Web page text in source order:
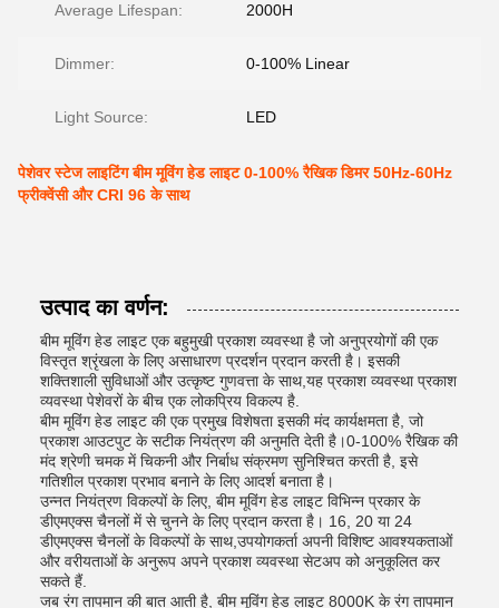
Average Lifespan: 2000H
Dimmer: 0-100% Linear
Light Source: LED
पेशेवर स्टेज लाइटिंग बीम मूविंग हेड लाइट 0-100% रैखिक डिमर 50Hz-60Hz
फ्रीक्वेंसी और CRI 96 के साथ
उत्पाद का वर्णन:
बीम मूविंग हेड लाइट एक बहुमुखी प्रकाश व्यवस्था है जो अनुप्रयोगों की एक
विस्तृत श्रृंखला के लिए असाधारण प्रदर्शन प्रदान करती है। इसकी
शक्तिशाली सुविधाओं और उत्कृष्ट गुणवत्ता के साथ,यह प्रकाश व्यवस्था प्रकाश
व्यवस्था पेशेवरों के बीच एक लोकप्रिय विकल्प है.
बीम मूविंग हेड लाइट की एक प्रमुख विशेषता इसकी मंद कार्यक्षमता है, जो
प्रकाश आउटपुट के सटीक नियंत्रण की अनुमति देती है।0-100% रैखिक की
मंद श्रेणी चमक में चिकनी और निर्बाध संक्रमण सुनिश्चित करती है, इसे
गतिशील प्रकाश प्रभाव बनाने के लिए आदर्श बनाता है।
उन्नत नियंत्रण विकल्पों के लिए, बीम मूविंग हेड लाइट विभिन्न प्रकार के
डीएमएक्स चैनलों में से चुनने के लिए प्रदान करता है। 16, 20 या 24
डीएमएक्स चैनलों के विकल्पों के साथ,उपयोगकर्ता अपनी विशिष्ट आवश्यकताओं
और वरीयताओं के अनुरूप अपने प्रकाश व्यवस्था सेटअप को अनुकूलित कर
सकते हैं.
जब रंग तापमान की बात आती है, बीम मूविंग हेड लाइट 8000K के रंग तापमान